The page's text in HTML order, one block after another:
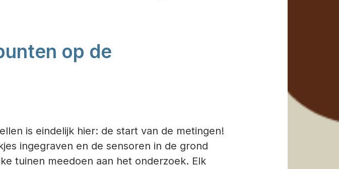
op de
is eindelijk hier: de start van de metingen!
ingegraven en de sensoren in de grond
tuinen meedoen aan het onderzoek. Elk